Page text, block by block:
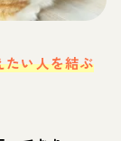
たい人を結ぶ